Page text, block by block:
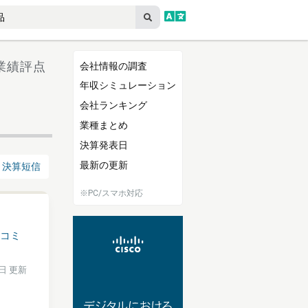
績評点
決算短信
ミ
更新
会社情報の調査
年収シミュレーション
会社ランキング
業種まとめ
決算発表日
最新の更新
※PC/スマホ対応